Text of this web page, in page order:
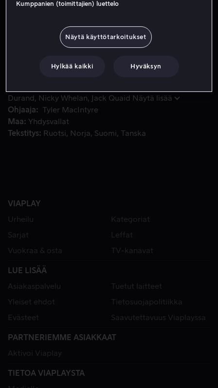
ystävää, haluavat hinnalla millä hyvänsä kuuluisaksi ja
mahdollisimman paljon seuraajia omalle
Lowell-nimisen sarjamurhaajan.
Durand
Nicky Whelan Jack Quaid
Näytä lisää
Ohjaaja
Tyler MacIntyre
Maa
Yhdysvallat
Tekstitys
Ruotsi Norja Suomi Tanska
VIAPLAY
Urheilu
Kategoriat
Sarjat
Leffat
Vuokraa & osta
TV-kanavat
LUE LISÄÄ
Asiakaspalvelu
Tuetut laitteet
Yleiset ehdot
Tietosuojapolitiikka
Evästeet
Saavutettavuus Viaplayssa
PARTNERIEMME ASIAKKAAT
Aktivoi Viaplay
TIETOA VIAPLAYSTA
Kumppanien (toimittajien) luettelo
Näytä käyttötarkoitukset
Hylkää kaikki Hyväksyn